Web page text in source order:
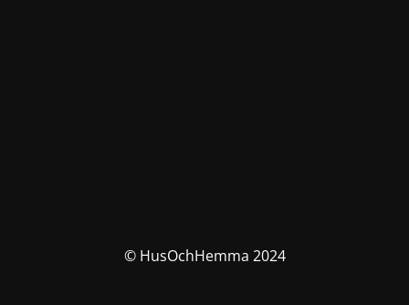
© HusOchHemma 2024